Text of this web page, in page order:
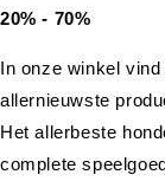
20% - 70%
In onze winkel
allernieuwste
Het allerbeste
complete